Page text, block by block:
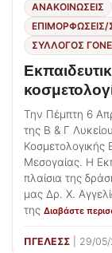
ΑΝΑΚΟΙΝΩΣΕΙΣ
ΕΠΙΜΟΡΦΏΣΕΙΣ/
ΣΎΛΛΟΓΟΣ
Την Πέμπτη 6
της Β & Γ
Κοσμετολογικής
Μεσογαίας. Η
πλαίσια της
μας Δρ. Χ.
της Διαβάστε
ΠΓΕΛΕΣΣ | 29/